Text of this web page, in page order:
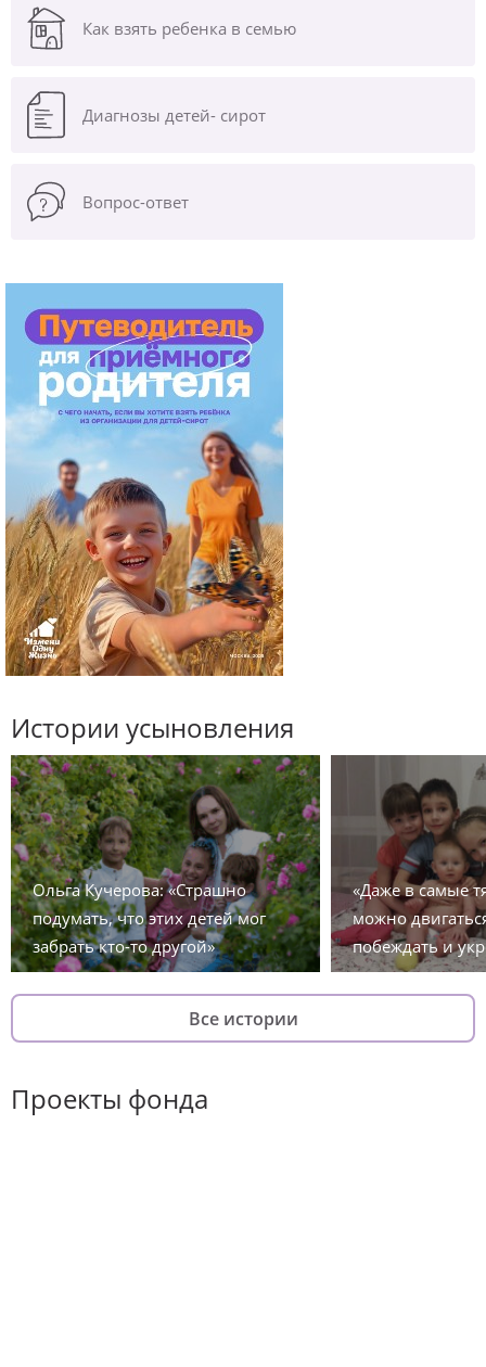
Как взять ребенка в семью
Диагнозы детей- сирот
Вопрос-ответ
Истории усыновления
Ольга Кучерова: «Страшно
подумать, что этих детей мог
забрать кто-то другой»
«Даже в самые
можно
побеждать и
Все истории
Проекты фонда